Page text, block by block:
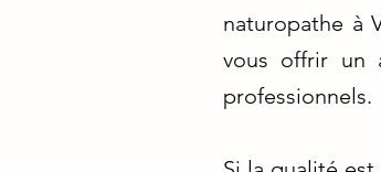
naturopathe à
vous offrir un
professionnels.